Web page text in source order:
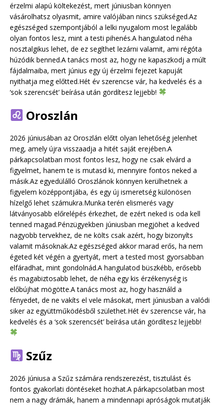
érzelmi alapú költekezést, mert júniusban könnyen
vásárolhatsz olyasmit, amire valójában nincs szükséged.Az
egészséged szempontjából a lelki nyugalom most legalább
olyan fontos lesz, mint a testi pihenés.A hangulatod néha
nosztalgikus lehet, de ez segíthet lezárni valamit, ami régóta
húzódik benned.A tanács most az, hogy ne kapaszkodj a múlt
fájdalmaiba, mert június egy új érzelmi fejezet kapuját
nyithatja meg előtted.Hét év szerencse vár, ha kedvelés és a
‘sok szerencsét’ beírása után gördítesz lejjebb!
Oroszlán
2026 júniusában az Oroszlán előtt olyan lehetőség jelenhet
meg, amely újra visszaadja a hitét saját erejében.A
párkapcsolatban most fontos lesz, hogy ne csak elvárd a
figyelmet, hanem te is mutasd ki, mennyire fontos neked a
másik.Az egyedülálló Oroszlánok könnyen kerülhetnek a
figyelem középpontjába, és egy új ismeretség különösen
hízelgő lehet számukra.Munka terén elismerés vagy
látványosabb előrelépés érkezhet, de ezért neked is oda kell
tenned magad.Pénzügyekben júniusban megjöhet a kedved
nagyobb tervekhez, de ne költs csak azért, hogy bizonyíts
valamit másoknak.Az egészséged akkor marad erős, ha nem
égeted két végén a gyertyát, mert a tested most gyorsabban
elfáradhat, mint gondolnád.A hangulatod büszkébb, erősebb
és magabiztosabb lehet, de néha egy kis érzékenység is
előbújhat mögötte.A tanács most az, hogy használd a
fényedet, de ne vakíts el vele másokat, mert júniusban a valódi
siker az együttműködésből születhet.Hét év szerencse vár, ha
kedvelés és a ‘sok szerencsét’ beírása után gördítesz lejjebb!
Szűz
2026 júniusa a Szűz számára rendszerezést, tisztulást és
fontos gyakorlati döntéseket hozhat.A párkapcsolatban most
nem a nagy drámák, hanem a mindennapi apróságok mutatják